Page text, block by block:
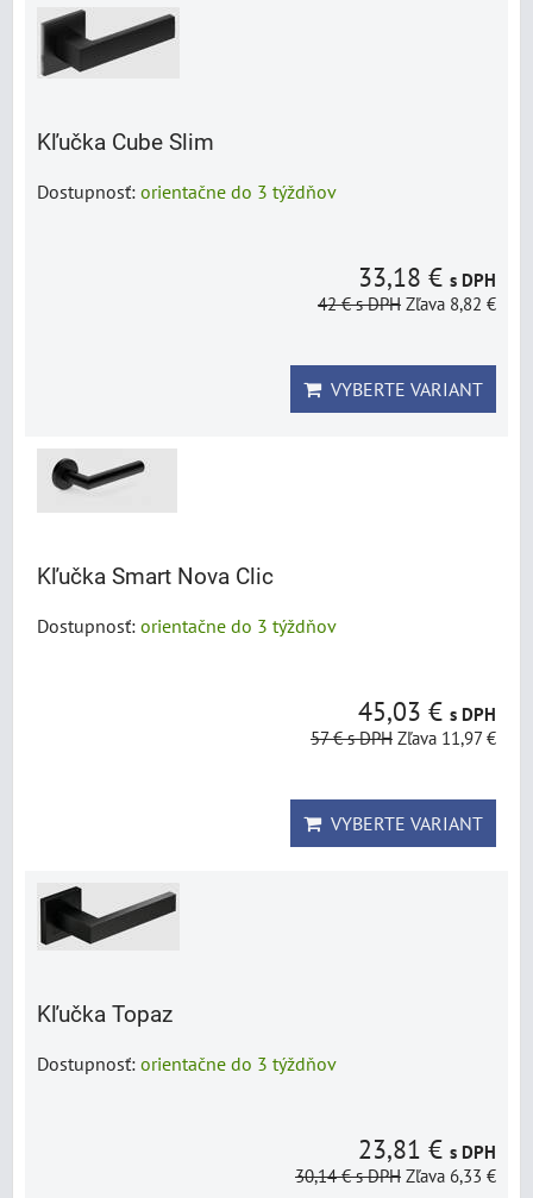
Kľučka Cube Slim
Dostupnosť: orientačne do 3 týždňov
33,18 € s DPH
42 €s DPH Zľava 8,82 €
VYBERTE VARIANT
Kľučka Smart Nova Clic
Dostupnosť: orientačne do 3 týždňov
45,03 € s DPH
57 €s DPH Zľava 11,97 €
VYBERTE VARIANT
Kľučka Topaz
Dostupnosť: orientačne do 3 týždňov
23,81 € s DPH
30,14 €s DPH Zľava 6,33 €